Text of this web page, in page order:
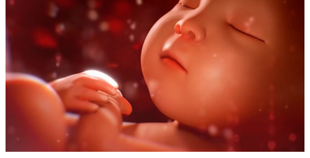
Услуги
Акции
Отзывы
Статьи